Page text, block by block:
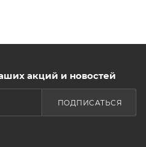
похлопайте по коже
акций и новостей
ПОДПИСАТЬСЯ